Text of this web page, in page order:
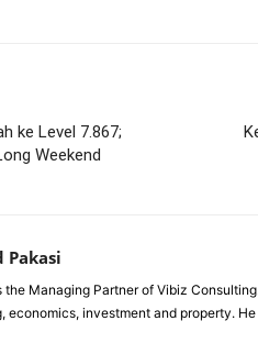
ke Level 7.867;
Weekend
Pakasi
the Managing Partner of Vibiz
economics, investment and property.